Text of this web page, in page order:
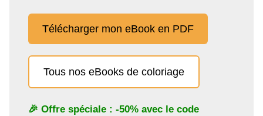
Télécharger mon eBook en PDF
Tous nos eBooks de coloriage
🎉 Offre spéciale : -50% avec le code